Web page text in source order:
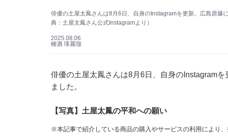
俳優の土屋太鳳さんは8月6日、自身のInstagramを更新。広島原爆
典：土屋太鳳さん公式Instagramより）
2025.08.06
橋酒 瑛麗瑠
俳優の土屋太鳳さんは8月6日、自身のInstagram
ました。
【写真】土屋太鳳の平和への願い
※本記事で紹介している商品の購入やサービスの利用により